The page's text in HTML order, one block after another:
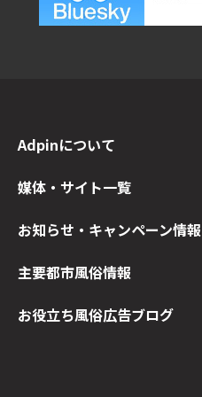
Adpinについて
媒体・サイト一覧
お知らせ・キャンペーン情報
主要都市風俗情報
お役立ち風俗広告ブログ